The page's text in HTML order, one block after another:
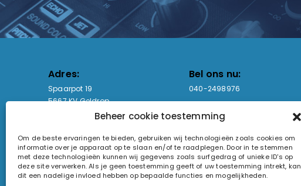
Beheer cookie toestemming
Om de beste ervaringen te bieden, gebruiken wij technologieën zoals cookies om
informatie over je apparaat op te slaan en/of te raadplegen. Door in te stemmen
met deze technologieën kunnen wij gegevens zoals surfgedrag of unieke ID's op
deze site verwerken. Als je geen toestemming geeft of uw toestemming intrekt, kan
dit een nadelige invloed hebben op bepaalde functies en mogelijkheden.
Adres:
Spaarpot 19
5667 KV Geldrop
Bel ons nu:
040-2498976
sales@lightandsound.store
Openingstijden:
Ma - Vr: 09:00-17:00
Za: Enkel op afspraak
KvK-nummer: 60857196
Btw-nummer: NL854090368B01